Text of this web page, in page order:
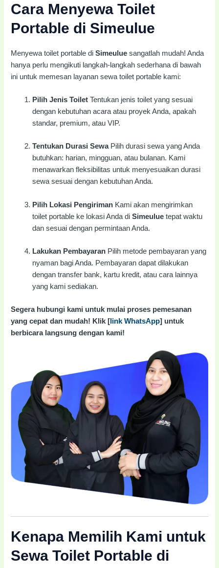
Cara Menyewa Toilet
Portable di Simeulue
Menyewa toilet portable diSimeulue sangatlah mudah! Anda
hanya perlu mengikuti langkah-langkah sederhana di bawah
ini untuk memesan layanan sewa toilet portable kami:
Pilih Jenis Toilet Tentukan jenis toilet yang sesuai
dengan kebutuhan acara atau proyek Anda, apakah
standar, premium, atau VIP.
Tentukan Durasi SewaPilih durasi sewa yang Anda
butuhkan: harian, mingguan, atau bulanan. Kami
menawarkan fleksibilitas untuk menyesuaikan durasi
sewa sesuai dengan kebutuhan Anda.
Pilih Lokasi Pengiriman Kami akan mengirimkan
toilet portable ke lokasi Anda diSimeulue tepat waktu
dan sesuai dengan permintaan Anda.
Lakukan Pembayaran Pilih metode pembayaran yang
nyaman bagi Anda. Pembayaran dapat dilakukan
dengan transfer bank, kartu kredit, atau cara lainnya
yang kami sediakan.
Segera hubungi kami untuk mulai proses pemesanan
yang cepat dan mudah! Klik [ link WhatsApp] untuk
berbicara langsung dengan kami!
Kenapa Memilih Kami untuk
Sewa Toilet Portable di